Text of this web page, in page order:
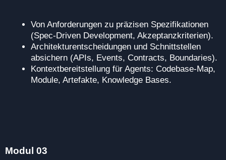
Von Anforderungen zu präzisen Spezifikationen
(Spec-Driven Development, Akzeptanzkriterien).
Architekturentscheidungen und Schnittstellen
absichern (APIs, Events, Contracts, Boundaries).
Kontextbereitstellung für Agents: Codebase-Map,
Module, Artefakte, Knowledge Bases.
Modul 03